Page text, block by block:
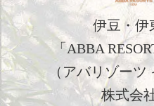
伊豆・伊
「ABBA
（アバリゾーツ
株式会
観光
フォト
おすすめ